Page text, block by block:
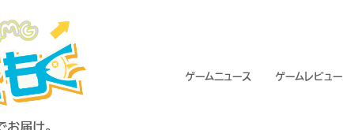
ゲームニュース ゲームレビュー